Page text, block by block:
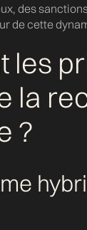
des
de cette
les
la
?